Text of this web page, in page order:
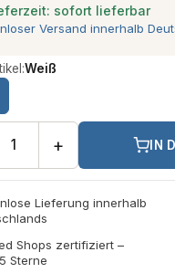
sofort lieferbar
Versand innerhalb
Weiß
+ IN
Lieferung innerhalb
Shops zertifiziert –
Sterne